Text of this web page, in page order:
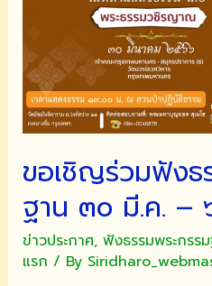
ขอเชิญร่วมฟังธ
ฐาน ๓๐ มี.ค. –
ข่าวประกาศ, ฟังธรรมพระกรร
แรก / By